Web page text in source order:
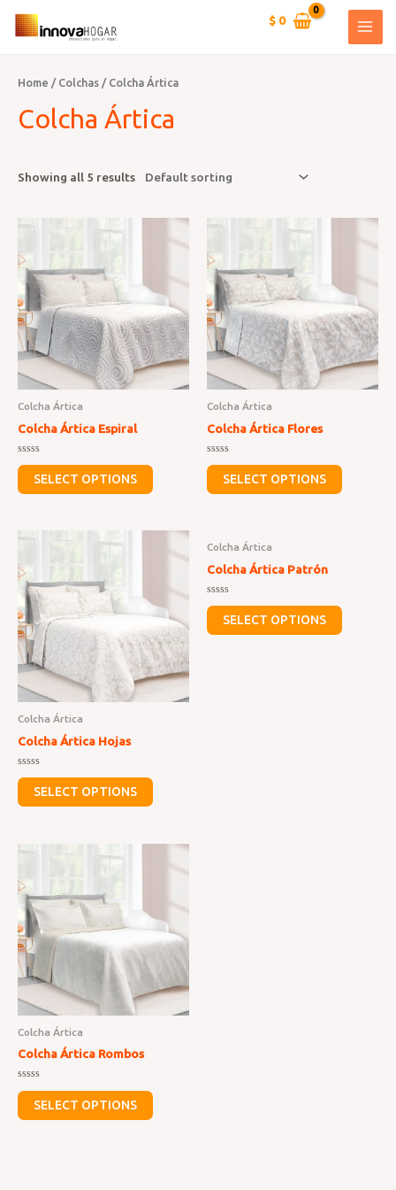
$ 0
Home / Colchas / Colcha Ártica
Colcha Ártica
Showing all 5 results
Colcha Ártica
Colcha Ártica Espiral
Rated
0
of
SELECT OPTIONS
Colcha Ártica
Colcha Ártica Flores
Rated
0
of
SELECT OPTIONS
Colcha Ártica
Colcha Ártica Hojas
Rated
0
of
SELECT OPTIONS
Colcha Ártica
Colcha Ártica Patrón
Rated
0
of
SELECT OPTIONS
Colcha Ártica
Colcha Ártica Rombos
Rated
0
of
SELECT OPTIONS